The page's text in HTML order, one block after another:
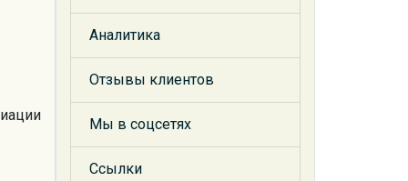
Аналитика
Отзывы клиентов
Мы в соцсетях
Ссылки